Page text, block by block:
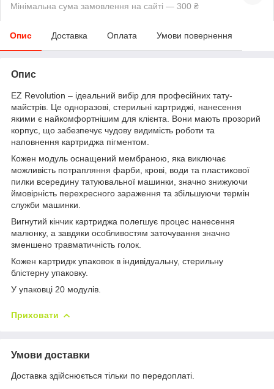
Мінімальна сума замовлення на сайті — 300 ₴
Опис Доставка Оплата Умови повернення
Опис
EZ Revolution – ідеальний вибір для професійних тату-
майстрів. Це одноразові, стерильні картриджі, нанесення
якими є найкомфортнішим для клієнта. Вони мають прозорий
корпус, що забезпечує чудову видимість роботи та
наповнення картриджа пігментом.
Кожен модуль оснащений мембраною, яка виключає
можливість потрапляння фарби, крові, води та пластикової
пилки всередину татуювальної машинки, значно знижуючи
ймовірність перехресного зараження та збільшуючи термін
служби машинки.
Вигнутий кінчик картриджа полегшує процес нанесення
малюнку, а завдяки особливостям заточування значно
зменшено травматичність голок.
Кожен картридж упаковок в індивідуальну, стерильну
блістерну упаковку.
У упаковці 20 модулів.
Приховати
Умови доставки
Доставка здійснюється тільки по передоплаті.